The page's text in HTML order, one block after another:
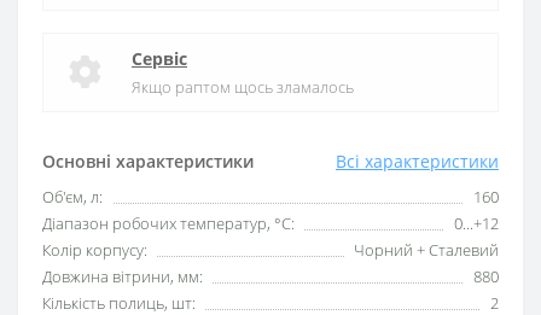
Основні характеристики Всі характеристики
Об'єм, л:
160
Діапазон робочих температур, °C:
0...+12
Колір корпусу:
Чорний + Сталевий
Довжина вітрини, мм:
880
Кількість полиць, шт:
2
Сервіс
Якщо раптом щось зламалось